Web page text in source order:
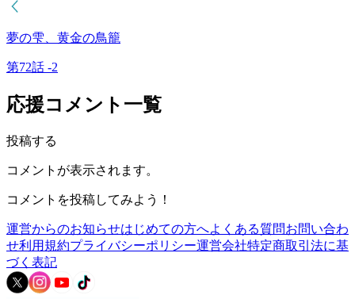
夢の雫、黄金の鳥籠
第72話 -2
応援コメント一覧
投稿する
コメントが表示されます。
コメントを投稿してみよう！
運営からのお知らせはじめての方へよくある質問お問い合わ
せ利用規約プライバシーポリシー運営会社特定商取引法に基
づく表記